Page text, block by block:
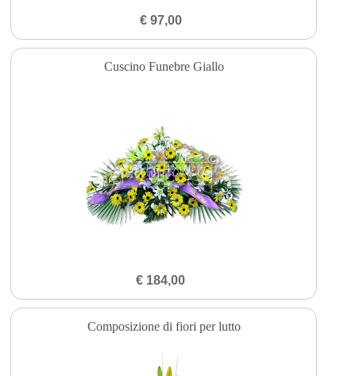
€ 97,00
Cuscino Funebre Giallo
€ 184,00
Composizione di fiori per lutto